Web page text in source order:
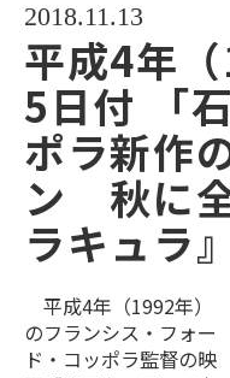
2018.11.13
平成4年
5日付 「
ポラ新作
ン 秋に
ラキュラ』
平成4年（1992年）
のフランシス・フォー
ド・コッポラ監督の映